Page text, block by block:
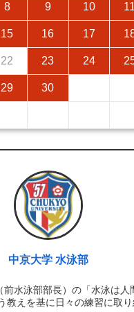
8 9 10 11
15 16 17
22 23 24
29 30
中京大学 水泳部
前水泳部部長）の「水泳は人
教えを基に日々の練習に取